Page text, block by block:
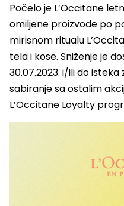
Počelo je L’Occitane
omiljene proizvode po
mirisnom ritualu
tela i kose. Sniženje je
30.07.2023. i/ili do isteka
sabiranje sa ostalim
L’Occitane Loyalty